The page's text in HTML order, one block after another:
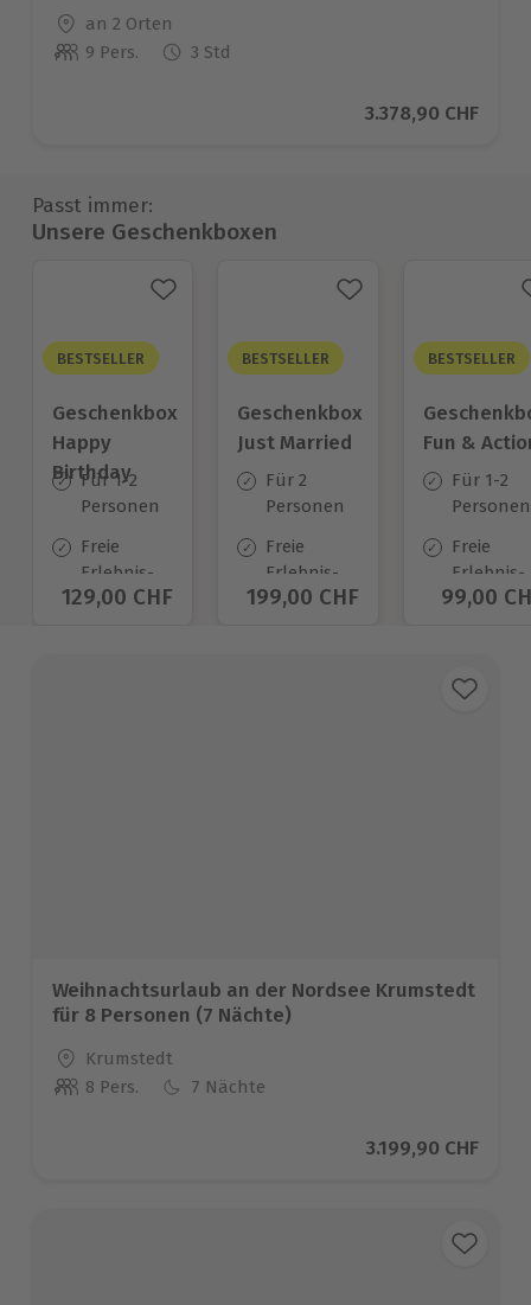
Standort
an 2 Orten
Anzahl der Teilnehmer
9 Pers. 3 Std
Aktueller Preis
3.378,90 CHF
Passt immer:
Unsere Geschenkboxen
BESTSELLER
Geschenkbox
Happy
Birthday
Für 1-2
Personen
Freie
Erlebnis-
Auswahl
Aktueller Preis
129,00 CHF
BESTSELLER
Geschenkbox
Just Married
Für 2
Personen
Freie
Erlebnis-
Auswahl
Aktueller Preis
199,00 CHF
BESTSELLER
Fun &
Für 1-2
Personen
Freie
Erlebnis-
Auswahl
99,00
Weihnachtsurlaub an der Nordsee Krumstedt
für 8 Personen (7 Nächte)
Standort
Krumstedt
Anzahl der Teilnehmer
8 Pers. 7 Nächte
Aktueller Preis
3.199,90 CHF